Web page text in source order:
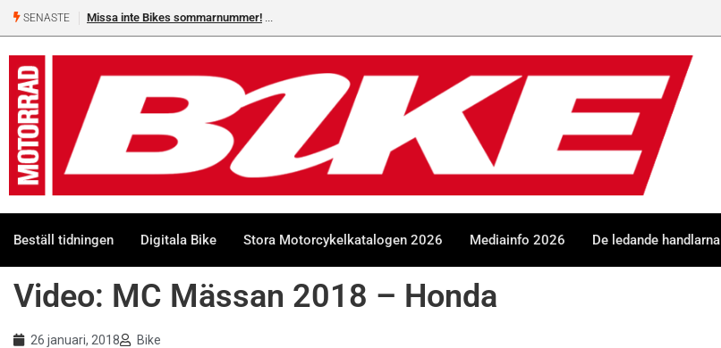
SENASTE Missa inte Bikes sommarnummer!
Beställ tidningen Digitala Bike Stora Motorcykelkatalogen 2026 Mediainfo 2026 De ledande handlarna
Video: MC Mässan 2018 – Honda
26 januari, 2018 Bike